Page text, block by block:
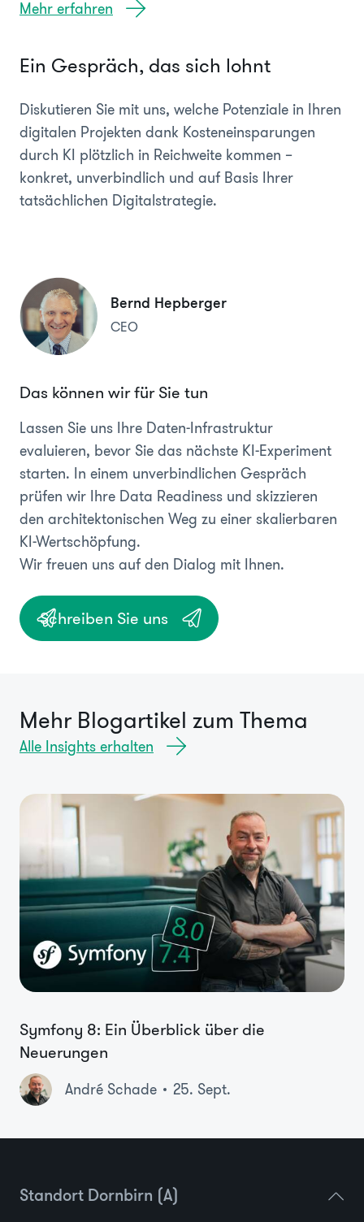
Mehr erfahren
Ein Gespräch, das sich lohnt
Diskutieren Sie mit uns, welche Potenziale in Ihren
digitalen Projekten dank Kosteneinsparungen
durch KI plötzlich in Reichweite kommen –
konkret, unverbindlich und auf Basis Ihrer
tatsächlichen Digitalstrategie.
Bernd Hepberger
CEO
Das können wir für Sie tun
Lassen Sie uns Ihre Daten-Infrastruktur
evaluieren, bevor Sie das nächste KI-Experiment
starten. In einem unverbindlichen Gespräch
prüfen wir Ihre Data Readiness und skizzieren
den architektonischen Weg zu einer skalierbaren
KI-Wertschöpfung.
Wir freuen uns auf den Dialog mit Ihnen.
Schreiben Sie uns
Mehr Blogartikel zum Thema
Alle Insights erhalten
Symfony 8: Ein Überblick über die
Neuerungen
André Schade 25. Sept.
Standort Dornbirn (A)